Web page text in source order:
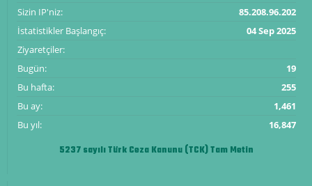
Sizin IP'niz:
85.208.96.202
İstatistikler Başlangıç:
04 Sep 2025
Ziyaretçiler:
Bugün:
19
Bu hafta:
255
Bu ay:
1,461
Bu yıl:
16,847
5237 sayılı Türk Ceza Kanunu (TCK) Tam Metin